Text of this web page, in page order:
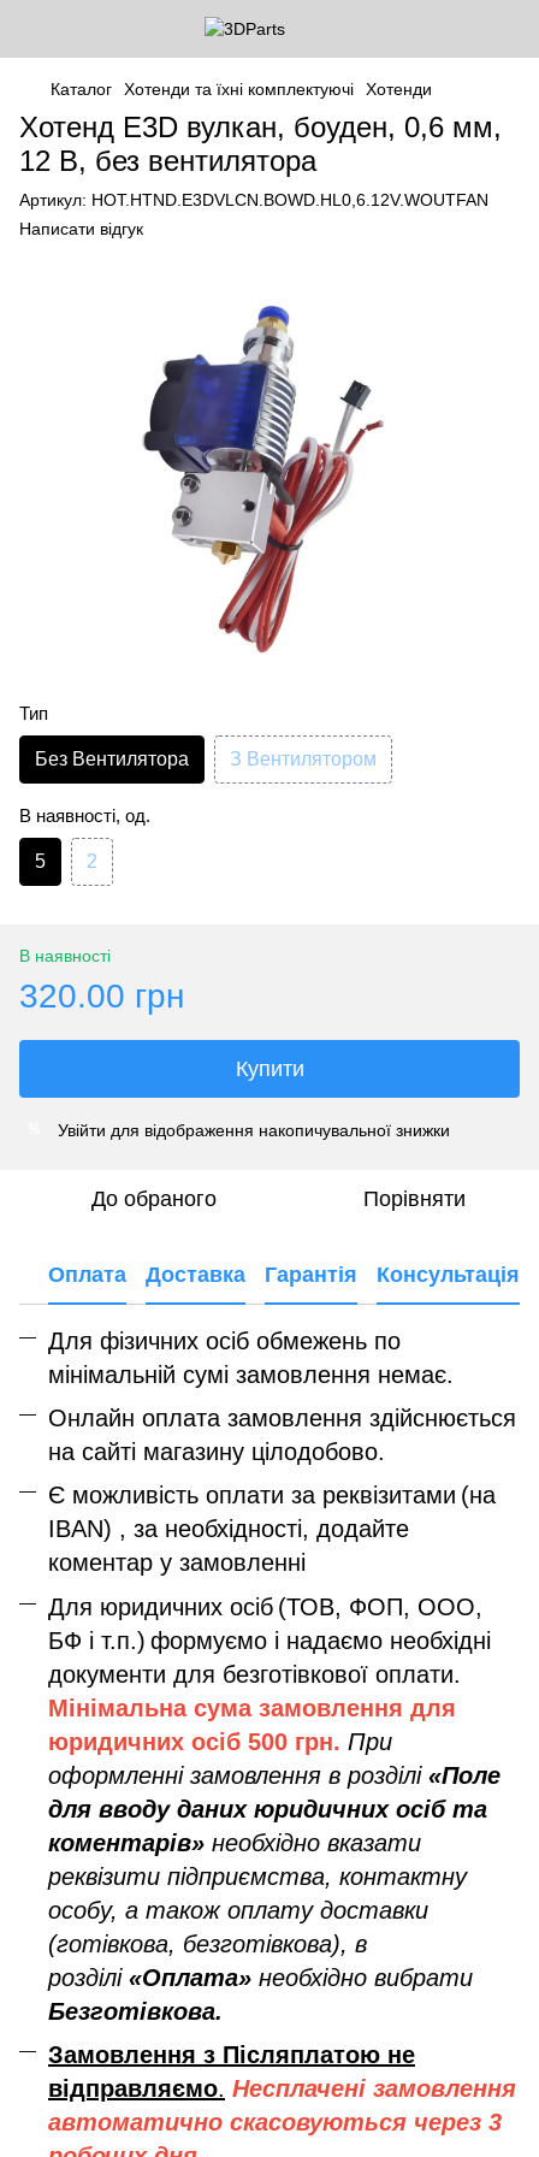
Каталог Хотенди та їхні комплектуючі Хотенди
Хотенд E3D вулкан, боуден, 0,6 мм,
12 В, без вентилятора
Артикул: HOT.HTND.E3DVLCN.BOWD.HL0,6.12V.WOUTFAN
Написати відгук
Тип
Без Вентилятора З Вентилятором
В наявності, од.
5 2
В наявності
320.00 грн
Купити
Увійти для відображення накопичувальної знижки
До обраного Порівняти
Оплата Доставка Гарантія Консультація
Для фізичних осіб обмежень по
мінімальній сумі замовлення немає.
Онлайн оплата замовлення здійснюється
на сайті магазину цілодобово.
Є можливість оплати за реквізитами (на
IBAN) , за необхідності, додайте
коментар у замовленні
Для юридичних осіб (ТОВ, ФОП, ООО,
БФ і т.п.) формуємо і надаємо необхідні
документи для безготівкової оплати.
Мінімальна сума замовлення для
юридичних осіб 500 грн. При
оформленні замовлення в розділі «Поле
для вводу даних юридичних осіб та
коментарів» необхідно вказати
реквізити підприємства, контактну
особу, а також оплату доставки
(готівкова, безготівкова), в
розділі «Оплата» необхідно вибрати
Безготівкова.
Замовлення з Післяплатою не
відправляємо. Несплачені замовлення
автоматично скасовуються через 3